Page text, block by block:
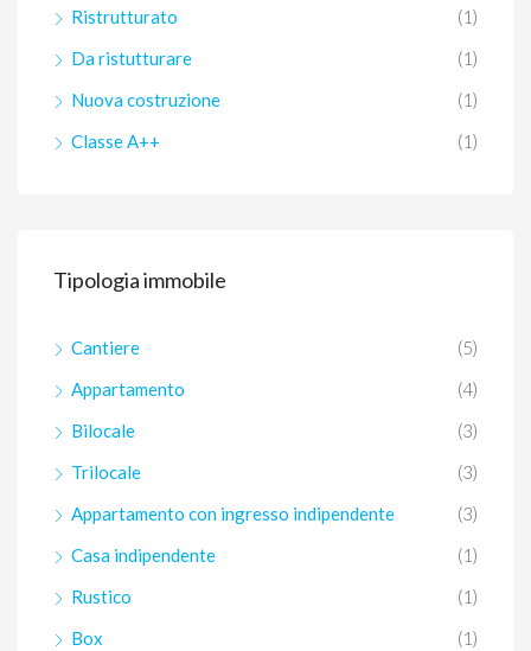
Ristrutturato
(1)
Da ristutturare
(1)
Nuova costruzione
(1)
Classe A++
(1)
Tipologia immobile
Cantiere
(5)
Appartamento
(4)
Bilocale
(3)
Trilocale
(3)
Appartamento con ingresso indipendente
(3)
Casa indipendente
(1)
Rustico
(1)
Box
(1)